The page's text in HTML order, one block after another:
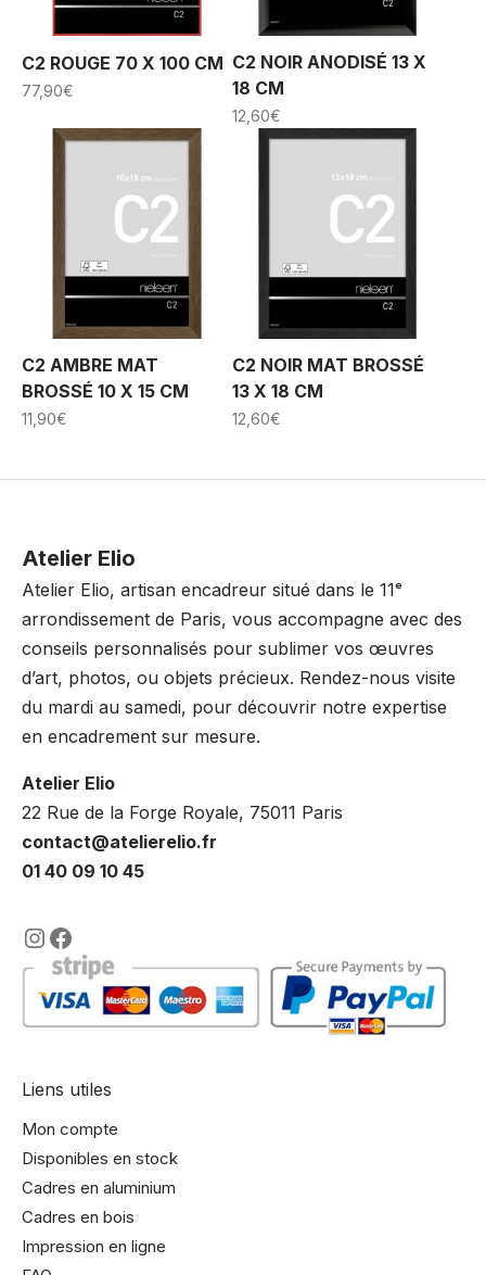
C2 ROUGE 70 X 100 CM
77,90€
C2 NOIR ANODISÉ 13 X
18 CM
12,60€
C2 AMBRE MAT
BROSSÉ 10 X 15 CM
11,90€
C2 NOIR MAT BROSSÉ
13 X 18 CM
12,60€
Atelier Elio
Atelier Elio, artisan encadreur situé dans le 11ᵉ
arrondissement de Paris, vous accompagne avec des
conseils personnalisés pour sublimer vos œuvres
d’art, photos, ou objets précieux. Rendez-nous visite
du mardi au samedi, pour découvrir notre expertise
en encadrement sur mesure.
Atelier Elio
22 Rue de la Forge Royale, 75011 Paris
contact@atelierelio.fr
01 40 09 10 45
https://www.instagram.com/
https://www.facebook.com/
Liens utiles
Mon compte
Disponibles en stock
Cadres en aluminium
Cadres en bois
Impression en ligne